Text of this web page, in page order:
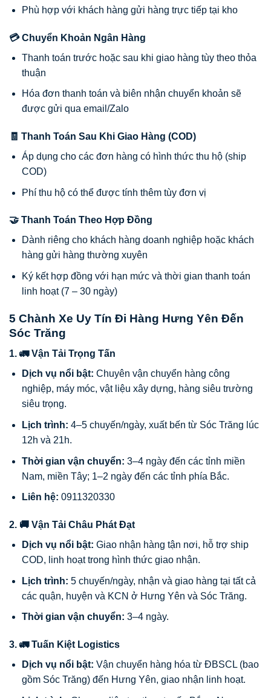
Phù hợp với khách hàng gửi hàng trực tiếp tại kho
💳 Chuyển Khoản Ngân Hàng
Thanh toán trước hoặc sau khi giao hàng tùy theo thỏa
thuận
Hóa đơn thanh toán và biên nhận chuyển khoản sẽ
được gửi qua email/Zalo
🧾 Thanh Toán Sau Khi Giao Hàng (COD)
Áp dụng cho các đơn hàng có hình thức thu hộ (ship
COD)
Phí thu hộ có thể được tính thêm tùy đơn vị
🤝 Thanh Toán Theo Hợp Đồng
Dành riêng cho khách hàng doanh nghiệp hoặc khách
hàng gửi hàng thường xuyên
Ký kết hợp đồng với hạn mức và thời gian thanh toán
linh hoạt (7 – 30 ngày)
5 Chành Xe Uy Tín Đi Hàng Hưng Yên Đến
Sóc Trăng
1. 🚛 Vận Tải Trọng Tấn
Dịch vụ nổi bật: Chuyên vận chuyển hàng công
nghiệp, máy móc, vật liệu xây dựng, hàng siêu trường
siêu trọng.
Lịch trình: 4–5 chuyến/ngày, xuất bến từ Sóc Trăng lúc
12h và 21h.
Thời gian vận chuyển: 3–4 ngày đến các tỉnh miền
Nam, miền Tây; 1–2 ngày đến các tỉnh phía Bắc.
Liên hệ: 0911320330
2. 🚚 Vận Tải Châu Phát Đạt
Dịch vụ nổi bật: Giao nhận hàng tận nơi, hỗ trợ ship
COD, linh hoạt trong hình thức giao nhận.
Lịch trình: 5 chuyến/ngày, nhận và giao hàng tại tất cả
các quận, huyện và KCN ở Hưng Yên và Sóc Trăng.
Thời gian vận chuyển: 3–4 ngày.
3. 🚛 Tuấn Kiệt Logistics
Dịch vụ nổi bật: Vận chuyển hàng hóa từ ĐBSCL (bao
gồm Sóc Trăng) đến Hưng Yên, giao nhận linh hoạt.